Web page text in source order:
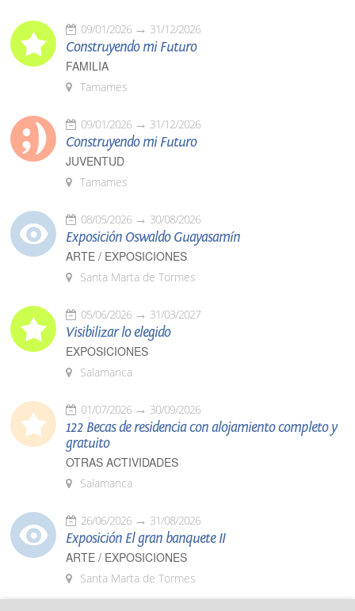
09/01/2026 31/12/2026
Construyendo mi Futuro
FAMILIA
Tamames
09/01/2026 31/12/2026
Construyendo mi Futuro
JUVENTUD
Tamames
08/05/2026 30/08/2026
Exposición Oswaldo Guayasamín
ARTE / EXPOSICIONES
Santa Marta de Tormes
05/06/2026 31/03/2027
Visibilizar lo elegido
EXPOSICIONES
Salamanca
01/07/2026 30/09/2026
122 Becas de residencia con alojamiento completo y
gratuito
OTRAS ACTIVIDADES
Salamanca
26/06/2026 31/08/2026
Exposición El gran banquete II
ARTE / EXPOSICIONES
Santa Marta de Tormes